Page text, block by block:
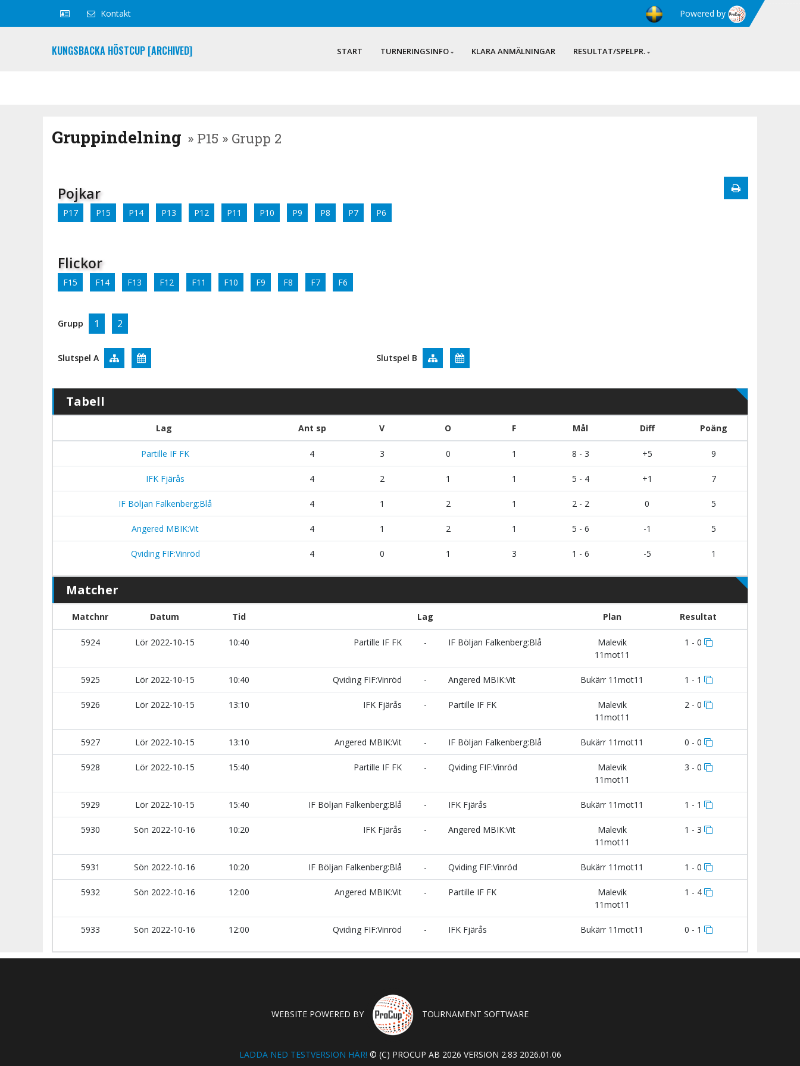
Kontakt Powered by
KUNGSBACKA HÖSTCUP [ARCHIVED] START TURNERINGSINFO KLARA ANMÄLNINGAR RESULTAT/SPELPR.
Gruppindelning » P15 » Grupp 2
Pojkar
P17 P15 P14 P13 P12 P11 P10 P9 P8 P7 P6
Flickor
F15 F14 F13 F12 F11 F10 F9 F8 F7 F6
Grupp 1 2
Slutspel A Slutspel B
Tabell
Lag Ant sp V O F Mål Diff Poäng
Partille IF FK 4 3 0 1 8 - 3 +5 9
IFK Fjärås 4 2 1 1 5 - 4 +1 7
IF Böljan Falkenberg:Blå 4 1 2 1 2 - 2 0 5
Angered MBIK:Vit 4 1 2 1 5 - 6 -1 5
Qviding FIF:Vinröd 4 0 1 3 1 - 6 -5 1
Matcher
Matchnr Datum Tid Lag Plan Resultat
5924 Lör 2022-10-15 10:40 Partille IF FK - IF Böljan Falkenberg:Blå
Malevik
11mot11
1 - 0
5925 Lör 2022-10-15 10:40 Qviding FIF:Vinröd - Angered MBIK:Vit Bukärr 11mot11 1 - 1
5926 Lör 2022-10-15 13:10 IFK Fjärås - Partille IF FK
Malevik
11mot11
2 - 0
5927 Lör 2022-10-15 13:10 Angered MBIK:Vit - IF Böljan Falkenberg:Blå Bukärr 11mot11 0 - 0
5928 Lör 2022-10-15 15:40 Partille IF FK - Qviding FIF:Vinröd
Malevik
11mot11
3 - 0
5929 Lör 2022-10-15 15:40 IF Böljan Falkenberg:Blå - IFK Fjärås Bukärr 11mot11 1 - 1
5930 Sön 2022-10-16 10:20 IFK Fjärås - Angered MBIK:Vit
Malevik
11mot11
1 - 3
5931 Sön 2022-10-16 10:20 IF Böljan Falkenberg:Blå - Qviding FIF:Vinröd Bukärr 11mot11 1 - 0
5932 Sön 2022-10-16 12:00 Angered MBIK:Vit - Partille IF FK
Malevik
11mot11
1 - 4
5933 Sön 2022-10-16 12:00 Qviding FIF:Vinröd - IFK Fjärås Bukärr 11mot11 0 - 1
WEBSITE POWERED BY TOURNAMENT SOFTWARE
LADDA NED TESTVERSION HÄR! © (C) PROCUP AB 2026 VERSION 2.83 2026.01.06